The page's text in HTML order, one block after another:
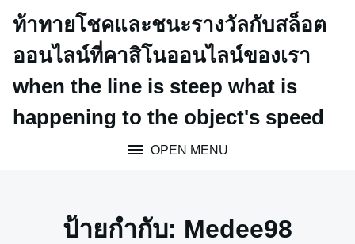
ท้าทายโชคและชนะรางวัลกับสล็อต
ออนไลน์ที่คาสิโนออนไลน์ของเรา
when the line is steep what is
happening to the object's speed
OPEN MENU
ป้ายกำกับ: Medee98